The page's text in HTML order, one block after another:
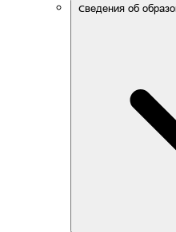
Сведения об